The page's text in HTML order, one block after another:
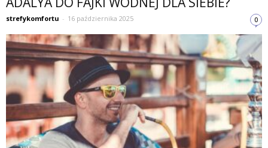
strefykomfortu - 16 października 2025 0